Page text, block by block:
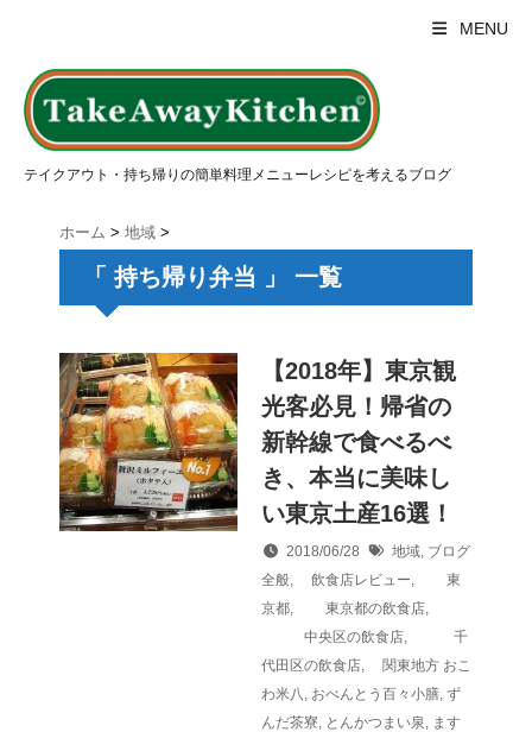
MENU
テイクアウト・持ち帰りの簡単料理メニューレシピを考えるブログ
ホーム > 地域 >
「 持ち帰り弁当 」 一覧
【2018年】東京観
光客必見！帰省の
新幹線で食べるべ
き、本当に美味し
い東京土産16選！
2018/06/28 地域, ブログ
全般, 飲食店レビュー,
東
京都, 東京都の飲食店,
中央区の飲食店,
千
代田区の飲食店, 関東地方 おこ
わ米八, おべんとう百々小膳, ず
んだ茶寮, とんかつまい泉, ます